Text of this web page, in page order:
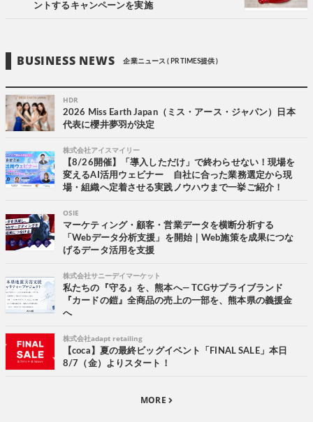
ントするキャンペーンを実施
BUSINESS NEWS 企業ニュース ( PR TIMES提供 )
HDR
2026 Miss Earth Japan（ミス・アース・ジャパン）日本
代表に櫻井夢羽が決定
株式会社アイスマイリー
【8/26開催】「導入しただけ」で終わらせない！現場を
変えるAI活用ウェビナー 自社に合った業務選定から現
場・組織へ定着させる実践ノウハウまで一挙ご紹介！
OSIE
マーケティング・顧客・営業データを横断分析する
「Webデータ分析支援」を開始｜Web施策を成果につな
げるデータ活用を支援
株式会社サニーデイマーケット
私たちの『守る』を、熊本へ― TCGサプライブランド
『カードの鎧』全商品の売上の一部を、熊本県の義援金
へ
株式会社adapt retailing
【coca】夏の最終ビッグイベント「FINAL SALE」本日
8/7（金）よりスタート！
MORE